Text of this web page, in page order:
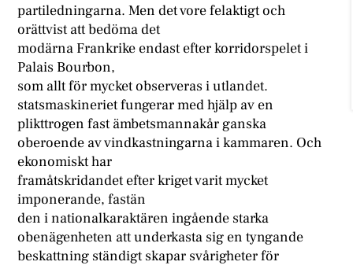
partiledningarna. Men det vore felaktigt och
orättvist att bedöma det
modärna Frankrike endast efter korridorspelet i
Palais Bourbon,
som allt för mycket observeras i utlandet.
statsmaskineriet fungerar med hjälp av en
plikttrogen fast ämbetsmannakår ganska
oberoende av vindkastningarna i kammaren. Och
ekonomiskt har
framåtskridandet efter kriget varit mycket
imponerande, fastän
den i nationalkaraktären ingående starka
obenägenheten att underkasta sig en tyngande
beskattning ständigt skapar svårigheter för